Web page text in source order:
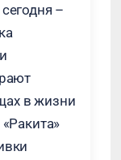
–
в жизни